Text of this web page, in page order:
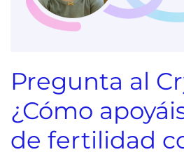
Pregunta al
¿Cómo
de fertilidad